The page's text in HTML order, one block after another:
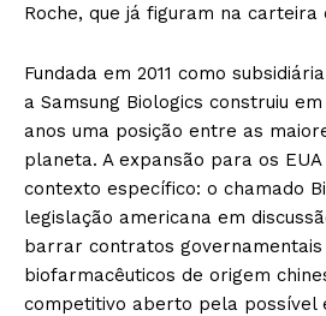
Roche, que já figuram na carteira
Fundada em 2011 como
a Samsung Biologics construiu
anos uma posição entre as
planeta. A expansão para os
contexto específico: o chamado
legislação americana em
barrar contratos
biofarmacêuticos de origem
competitivo aberto pela possível